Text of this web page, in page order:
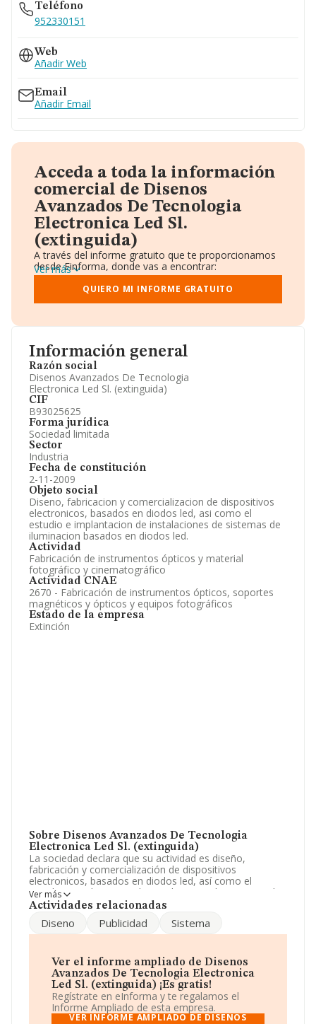
Información general
Razón social
Disenos Avanzados De Tecnologia
Electronica Led Sl. (extinguida)
CIF
B93025625
Forma jurídica
Sociedad limitada
Sector
Industria
Fecha de constitución
2-11-2009
Objeto social
Diseno, fabricacion y comercializacion de dispositivos
electronicos, basados en diodos led, asi como el
estudio e implantacion de instalaciones de sistemas de
iluminacion basados en diodos led.
Actividad
Fabricación de instrumentos ópticos y material
fotográfico y cinematográfico
Actividad CNAE
2670 - Fabricación de instrumentos ópticos, soportes
magnéticos y ópticos y equipos fotográficos
Estado de la empresa
Extinción
Sobre Disenos Avanzados De Tecnologia
Electronica Led Sl. (extinguida)
La sociedad declara que su actividad es diseño,
fabricación y comercialización de dispositivos
electronicos, basados en diodos led, así como el
estudio e implantacion de instalaciones de sistemas de
iluminacion basados en diodos led. La sociedad está
Limitada. Su CNAE corresponde a 2670 con código
'Fabricación de instrumentos de óptica y equipo
En el último año el número de empleados ha
permanecido igual y teniendo en cuenta la información
disponible en INFORMA, ha dispuesto de un número de
empleados por debajo de la media de sector.
Ver más
Actividades relacionadas
Diseno Publicidad Sistema
Ver el informe ampliado de Disenos
Avanzados De Tecnologia Electronica
Led Sl. (extinguida) ¡Es gratis!
Regístrate en eInforma y te regalamos el
Informe Ampliado de esta empresa.
VER INFORME AMPLIADO DE DISENOS
Teléfono
952330151
Web
Añadir Web
Email
Añadir Email
Acceda a toda la información
comercial de Disenos
Avanzados De Tecnologia
Electronica Led Sl.
(extinguida)
A través del informe gratuito que te proporcionamos
desde Einforma, donde vas a encontrar:
Datos identificativos: Denominación, CIF,
Teléfono, Domicilio.
Informe Mercantil Completo (BORME).
Accionistas.
Participaciones y Vinculaciones en otras empresas.
Artículos de prensa publicados sobre la empresa.
Información oficial y registral complementaria.
Ver más
QUIERO MI INFORME GRATUITO